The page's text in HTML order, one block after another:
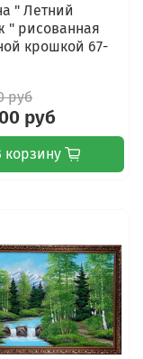
" Летний
" рисованная
крошкой 67-
руб
руб
корзину